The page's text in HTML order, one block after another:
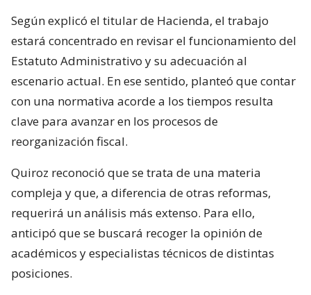
Según explicó el titular de Hacienda, el trabajo
estará concentrado en revisar el funcionamiento del
Estatuto Administrativo y su adecuación al
escenario actual. En ese sentido, planteó que contar
con una normativa acorde a los tiempos resulta
clave para avanzar en los procesos de
reorganización fiscal.
Quiroz reconoció que se trata de una materia
compleja y que, a diferencia de otras reformas,
requerirá un análisis más extenso. Para ello,
anticipó que se buscará recoger la opinión de
académicos y especialistas técnicos de distintas
posiciones.